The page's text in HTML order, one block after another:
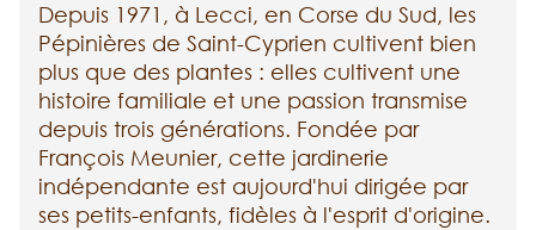
Depuis 1971, à Lecci, en Corse du Sud, les
Pépinières de Saint-Cyprien cultivent bien
plus que des plantes : elles cultivent une
histoire familiale et une passion transmise
depuis trois générations. Fondée par
François Meunier, cette jardinerie
indépendante est aujourd'hui dirigée par
ses petits-enfants, fidèles à l'esprit d'origine.